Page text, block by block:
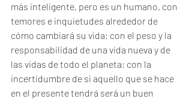
más inteligente, pero es un humano, con
temores e inquietudes alrededor de
cómo cambiará su vida; con el peso y la
responsabilidad de una vida nueva y de
las vidas de todo el planeta; con la
incertidumbre de si aquello que se hace
en el presente tendrá será un buen